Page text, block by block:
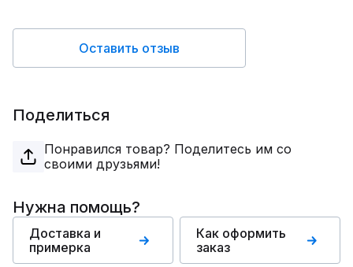
Оставить отзыв
Поделиться
Понравился товар? Поделитесь им со
своими друзьями!
Нужна помощь?
Доставка и
примерка
Как оформить
заказ